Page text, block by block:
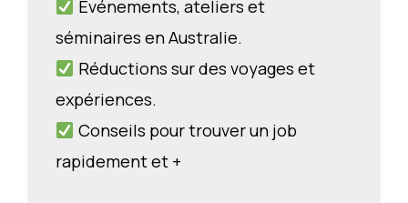
Événements, ateliers et
séminaires en Australie.
Réductions sur des voyages et
expériences.
Conseils pour trouver un job
rapidement et +